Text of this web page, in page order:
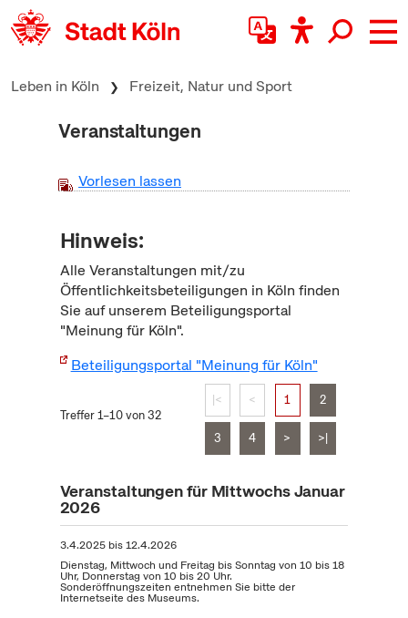
zum Inhalt springen
Leben in Köln Freizeit, Natur und Sport
Veranstaltungen
Vorlesen lassen
Hinweis:
Alle Veranstaltungen mit/zu
Öffentlichkeitsbeteiligungen in Köln finden
Sie auf unserem Beteiligungsportal
"Meinung für Köln".
Beteiligungsportal "Meinung für Köln"
Treffer 1–10 von 32
|< < 1 2
3 4 > >|
Veranstaltungen für Mittwochs Januar
2026
3.4.2025bis12.4.2026
Dienstag, Mittwoch und Freitag bis Sonntag von 10 bis 18
Uhr, Donnerstag von 10 bis 20 Uhr.
Sonderöffnungszeiten entnehmen Sie bitte der
Internetseite des Museums.